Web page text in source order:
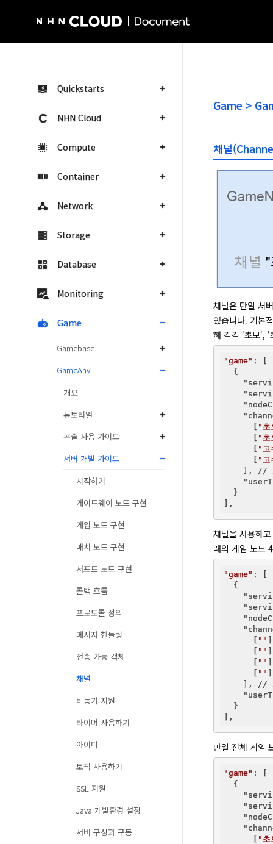
Quickstarts
NHN Cloud
Compute
Container
Network
Storage
Database
Monitoring
Game
Gamebase
GameAnvil
개요
튜토리얼
콘솔 사용 가이드
서버 개발 가이드
시작하기
게이트웨이 노드 구현
게임 노드 구현
매치 노드 구현
서포트 노드 구현
콜백 흐름
프로토콜 정의
메시지 핸들링
전송 가능 객체
채널
비동기 지원
타이머 사용하기
아이디
토픽 사용하기
SSL 지원
Java 개발환경 설정
서버 구성과 구동
Game >
채널
채널은 단일 서
있습니다. 기본
해 각각 '초보', '
"game" : [
  {
      [
"초
      [
"초
      [
"고
      [
"고
], //
  }
채널을 사용하
래의 게임 노드
"game" : [
  {
      [
""
      [
""
      [
""
      [
"" ]
], //
  }
만일 전체 게임
"game" : [
  {
      [
"초